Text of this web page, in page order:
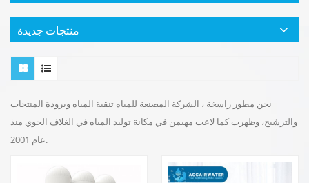
منتجات جديدة
نحن مطور راسخة ، الشركة المصنعة للمياه تنقية المياه وبرودة المنتجات
والترشيح، وظهرت كما لاعب مهيمن في مكانة توليد المياه في الغلاف الجوي منذ
عام 2001.